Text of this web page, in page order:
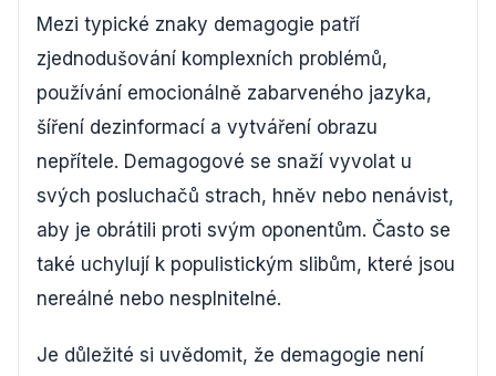
Mezi typické znaky demagogie patří
zjednodušování komplexních problémů,
používání emocionálně zabarveného jazyka,
šíření dezinformací a vytváření obrazu
nepřítele. Demagogové se snaží vyvolat u
svých posluchačů strach, hněv nebo nenávist,
aby je obrátili proti svým oponentům. Často se
také uchylují k populistickým slibům, které jsou
nereálné nebo nesplnitelné.
Je důležité si uvědomit, že demagogie není